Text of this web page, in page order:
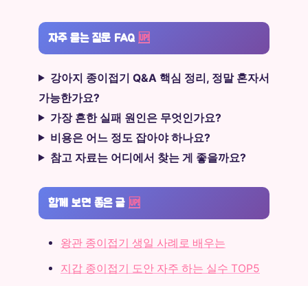
자주 묻는 질문 FAQ 🆙
강아지 종이접기 Q&A 핵심 정리, 정말 혼자서
가능한가요?
가장 흔한 실패 원인은 무엇인가요?
비용은 어느 정도 잡아야 하나요?
참고 자료는 어디에서 찾는 게 좋을까요?
함께 보면 좋은 글 🆙
왕관 종이접기 생일 사례로 배우는
지갑 종이접기 도안 자주 하는 실수 TOP5